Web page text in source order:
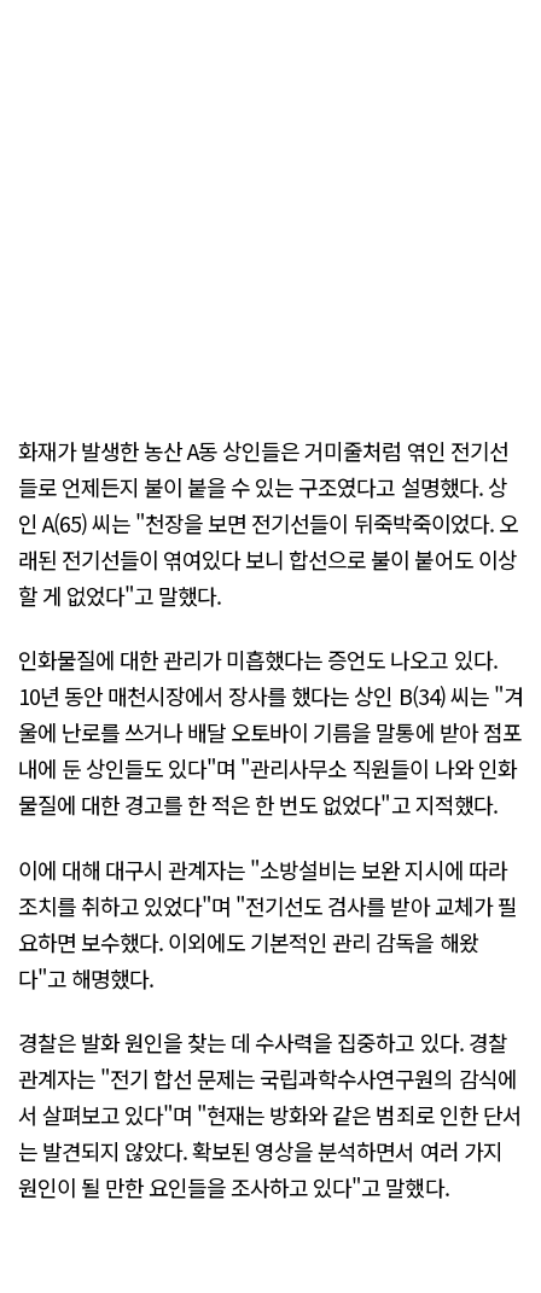
화재가 발생한 농산 A동 상인들은 거미줄처럼 엮인 전기선
들로 언제든지 불이 붙을 수 있는 구조였다고 설명했다. 상
인 A(65) 씨는 "천장을 보면 전기선들이 뒤죽박죽이었다. 오
래된 전기선들이 엮여있다 보니 합선으로 불이 붙어도 이상
할 게 없었다"고 말했다.
인화물질에 대한 관리가 미흡했다는 증언도 나오고 있다.
10년 동안 매천시장에서 장사를 했다는 상인 B(34) 씨는 "겨
울에 난로를 쓰거나 배달 오토바이 기름을 말통에 받아 점포
내에 둔 상인들도 있다"며 "관리사무소 직원들이 나와 인화
물질에 대한 경고를 한 적은 한 번도 없었다"고 지적했다.
이에 대해 대구시 관계자는 "소방설비는 보완 지시에 따라
조치를 취하고 있었다"며 "전기선도 검사를 받아 교체가 필
요하면 보수했다. 이외에도 기본적인 관리 감독을 해왔
다"고 해명했다.
경찰은 발화 원인을 찾는 데 수사력을 집중하고 있다. 경찰
관계자는 "전기 합선 문제는 국립과학수사연구원의 감식에
서 살펴보고 있다"며 "현재는 방화와 같은 범죄로 인한 단서
는 발견되지 않았다. 확보된 영상을 분석하면서 여러 가지
원인이 될 만한 요인들을 조사하고 있다"고 말했다.